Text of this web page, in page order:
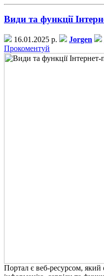
Види та функції
16.01.2025 р. Jorgen
Прокоментуй
Портал є веб-ресурсом, який